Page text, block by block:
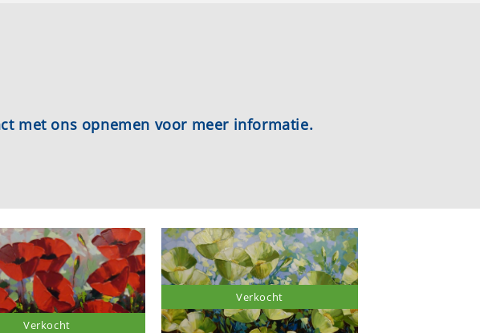
met ons opnemen voor meer informatie.
Verkocht
Verkocht